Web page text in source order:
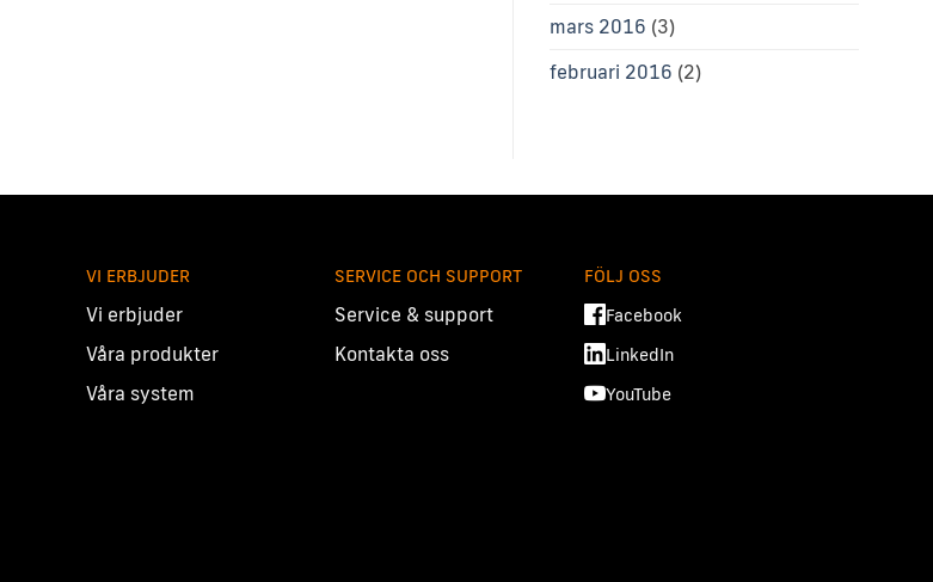
mars 2016 (3)
februari 2016 (2)
VI ERBJUDER
Vi erbjuder
Våra produkter
Våra system
SERVICE OCH SUPPORT
Service & support
Kontakta oss
FÖLJ OSS
Facebook
LinkedIn
YouTube